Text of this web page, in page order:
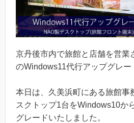
京丹後市内で旅館と店舗を営業
のWindows11代行アップグレー
本日は、久美浜町にある旅館事
スクトップ1台をWindows10か
グレードいたしました。